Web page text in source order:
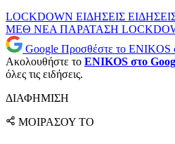
LOCKDOWN ΕΙΔΗΣΕΙΣ
ΜΕΘ ΝΕΑ ΠΑΡΑΤΑΣΗ
Google Προσθέστε το ENIKOS
Ακολουθήστε το ENIKOS στο
όλες τις ειδήσεις.
ΔΙΑΦΗΜΙΣΗ
ΜΟΙΡΑΣΟΥ ΤΟ